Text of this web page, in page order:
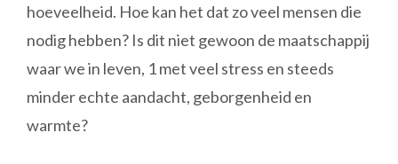
hoeveelheid. Hoe kan het dat zo veel mensen die
nodig hebben? Is dit niet gewoon de maatschappij
waar we in leven, 1 met veel stress en steeds
minder echte aandacht, geborgenheid en
warmte?